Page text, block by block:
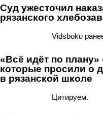
Суд ужесточил
рязанского
Vidsboku
«Всё идёт по
которые просили о
в рязанской школе
Цитируем.